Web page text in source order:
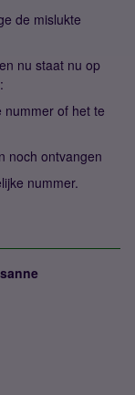
de mislukte
nu staat nu op
nummer of het te
noch ontvangen
nummer.